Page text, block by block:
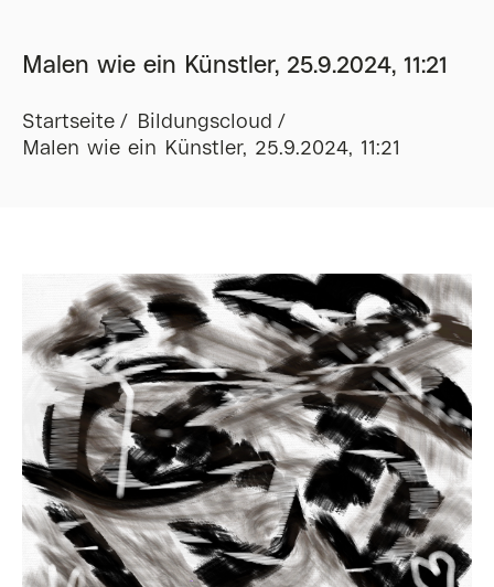
Malen wie ein Künstler, 25.9.2024, 11:21
Startseite
Bildungscloud
Malen wie ein Künstler, 25.9.2024, 11:21